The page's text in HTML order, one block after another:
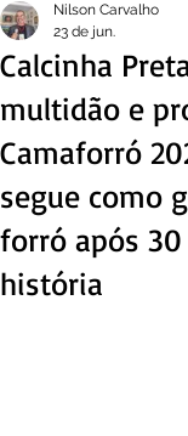
Calcinha
multidão e
Camaforró
segue como
forró após
história
Nilson Carvalho
23 de jun.